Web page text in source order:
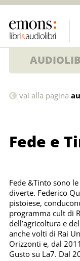
Fede
Tinto
vai alla pagina
Fede e
Fede &Tinto sono
diverte. Federico
pistoiese,
programma cult di
dell’agricoltura e
anche volti di Rai
Orizzonti e, dal
Gusto su La7. Dal